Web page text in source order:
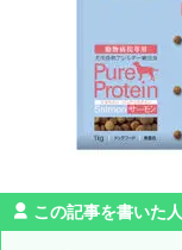
この記事を書いた人